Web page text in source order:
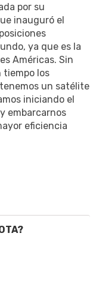
por su
inauguró el
ya que es la
Américas. Sin
tiempo los
un satélite
iniciando el
embarcarnos
eficiencia